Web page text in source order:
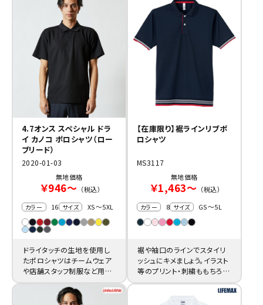
4.7オンス スペシャル ドラ
イ カノコ ポロシャツ（ロー
ブリード）
2020-01-03
無地価格
￥946～ （税込）
カラー 16 サイズ XS～5XL
ドライタッチの生地を使用し
たポロシャツはチームウェア
や店舗スタッフ制服など用途
【在庫限り】裾ラインリブポ
ロシャツ
MS3117
無地価格
￥1,463～ （税込）
カラー 8 サイズ GS～5L
裾や袖口のラインでスタイリ
ッシュにキメましょう。イラスト
等のプリント・刺繍ももちろん